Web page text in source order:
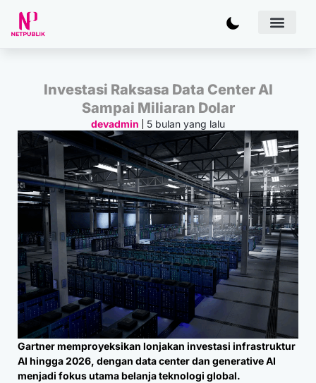
Investasi Raksasa Data Center AI
Sampai Miliaran Dolar
devadmin 5 bulan yang lalu
Gartner memproyeksikan lonjakan investasi infrastruktur
AI hingga 2026, dengan data center dan generative AI
menjadi fokus utama belanja teknologi global.